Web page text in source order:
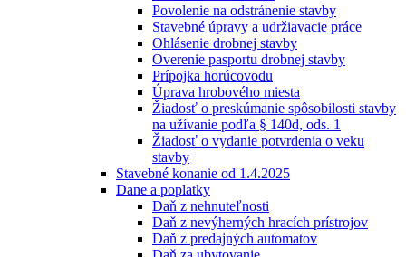
Povolenie na odstránenie stavby
Stavebné úpravy a udržiavacie práce
Ohlásenie drobnej stavby
Overenie pasportu drobnej stavby
Prípojka horúcovodu
Úprava hrobového miesta
Žiadosť o preskúmanie spôsobilosti stavby
na užívanie podľa § 140d, ods. 1
Žiadosť o vydanie potvrdenia o veku
stavby
Stavebné konanie od 1.4.2025
Dane a poplatky
Daň z nehnuteľnosti
Daň z nevýherných hracích prístrojov
Daň z predajných automatov